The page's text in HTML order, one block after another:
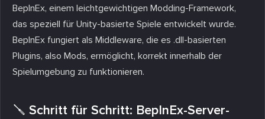
BepInEx, einem leichtgewichtigen Modding-Framework,
das speziell für Unity-basierte Spiele entwickelt wurde.
BepInEx fungiert als Middleware, die es .dll-basierten
Plugins, also Mods, ermöglicht, korrekt innerhalb der
Spielumgebung zu funktionieren.
🪛 Schritt für Schritt: BepInEx-Server-